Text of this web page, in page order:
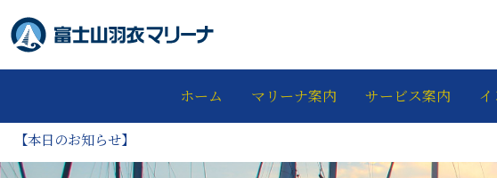
ホーム マリーナ案内 サービス案内
【本日のお知らせ】